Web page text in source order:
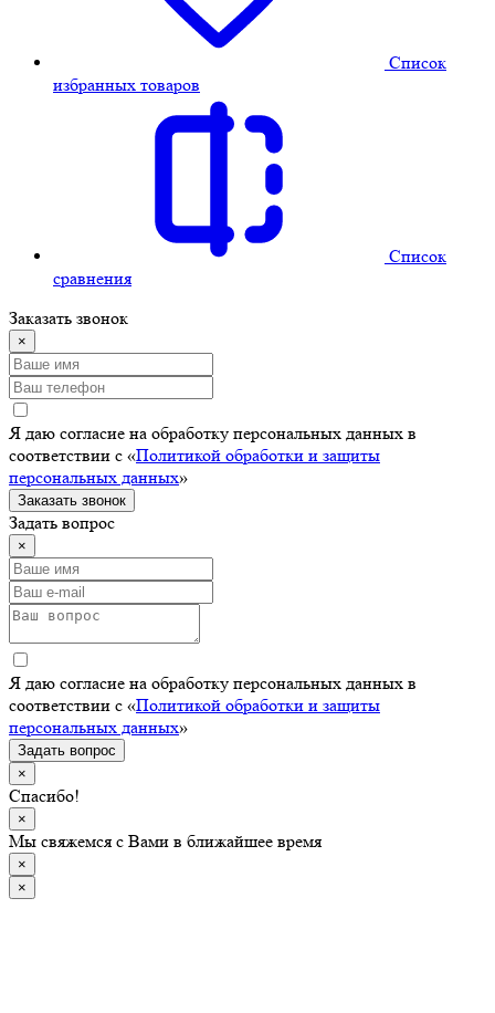
Cписок
избранных товаров
Cписок
сравнения
Заказать звонок
×
Я даю согласие на обработку персональных данных в
соответствии с «Политикой обработки и защиты
персональных данных»
Заказать звонок
Задать вопрос
×
Я даю согласие на обработку персональных данных в
соответствии с «Политикой обработки и защиты
персональных данных»
Задать вопрос
×
Спасибо!
×
Мы свяжемся с Вами в ближайшее время
×
×